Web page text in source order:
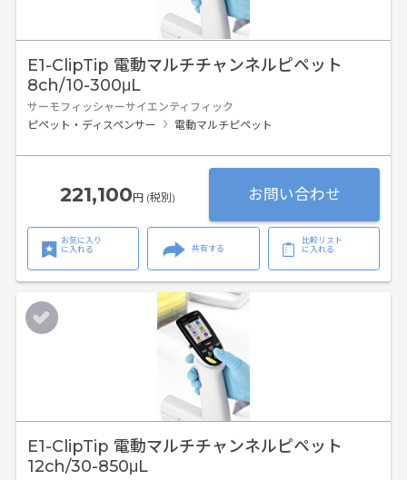
E1-ClipTip 電動マルチチャンネルピペット
8ch/10-300μL
サーモフィッシャーサイエンティフィック
ピペット・ディスペンサー
電動マルチピペット
221,100円 (税別) お問い合わせ
お気に入り
に入れる
共有する
比較リスト
に入れる
E1-ClipTip 電動マルチチャンネルピペット
12ch/30-850μL